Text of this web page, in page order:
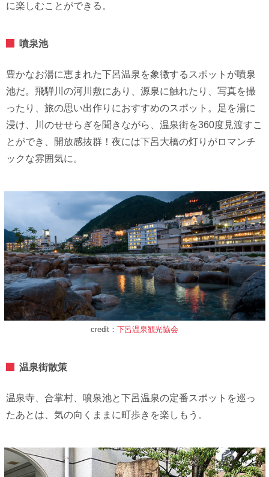
に楽しむことができる。
噴泉池
豊かなお湯に恵まれた下呂温泉を象徴するスポットが噴泉
池だ。飛騨川の河川敷にあり、源泉に触れたり、写真を撮
ったり、旅の思い出作りにおすすめのスポット。足を湯に
浸け、川のせせらぎを聞きながら、温泉街を360度見渡すこ
とができ、開放感抜群！夜には下呂大橋の灯りがロマンチ
ックな雰囲気に。
credit： 下呂温泉観光協会
温泉街散策
温泉寺、合掌村、噴泉池と下呂温泉の定番スポットを巡っ
たあとは、気の向くままに町歩きを楽しもう。